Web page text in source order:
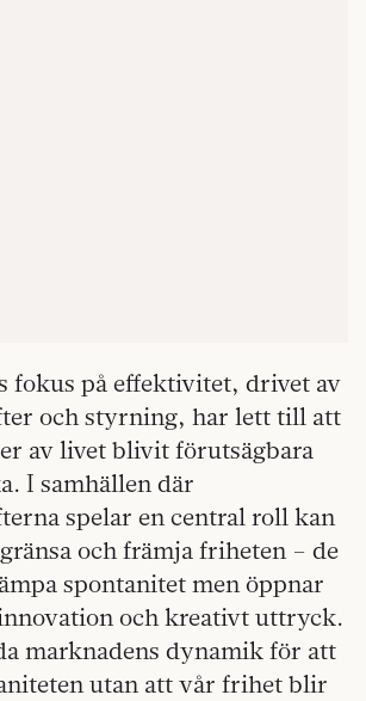
fokus på effektivitet, drivet av
och styrning, har lett till att
av livet blivit förutsägbara
I samhällen där
spelar en central roll kan
och främja friheten – de
spontanitet men öppnar
och kreativt uttryck.
marknadens dynamik för att
utan att vår frihet blir